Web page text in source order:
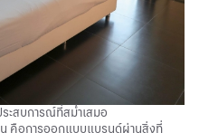
ะสบการณ์ที่สม่ำเสมอ
คือการออกแบบแบรนด์ผ่านสิ่งที่